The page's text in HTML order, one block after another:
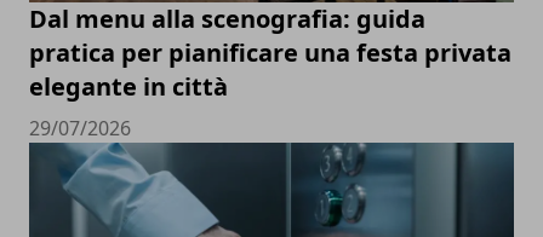
Dal menu alla scenografia: guida
pratica per pianificare una festa privata
elegante in città
29/07/2026